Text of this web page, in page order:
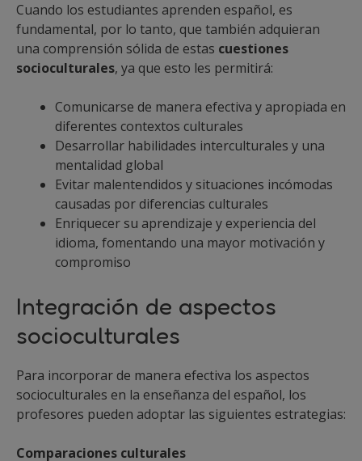
Cuando los estudiantes aprenden español, es
fundamental, por lo tanto, que también adquieran
una comprensión sólida de estas cuestiones
socioculturales, ya que esto les permitirá:
Comunicarse de manera efectiva y apropiada en
diferentes contextos culturales
Desarrollar habilidades interculturales y una
mentalidad global
Evitar malentendidos y situaciones incómodas
causadas por diferencias culturales
Enriquecer su aprendizaje y experiencia del
idioma, fomentando una mayor motivación y
compromiso
Integración de aspectos
socioculturales
Para incorporar de manera efectiva los aspectos
socioculturales en la enseñanza del español, los
profesores pueden adoptar las siguientes estrategias:
Comparaciones culturales